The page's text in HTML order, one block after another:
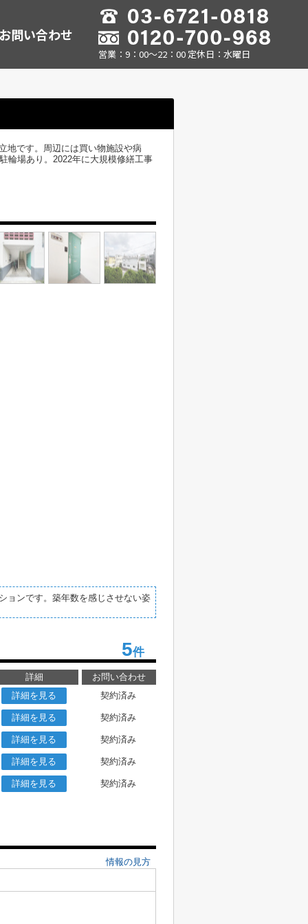
問い合わせ
営業：9：00～22：00 定休日：水曜日
地です。周辺には買い物施設や病
輪場あり。2022年に大規模修繕工事
ョンです。築年数を感じさせない姿
5件
詳細
お問い合わせ
詳細を見る
契約済み
詳細を見る 契約済み
詳細を見る 契約済み
詳細を見る 契約済み
詳細を見る 契約済み
情報の見方